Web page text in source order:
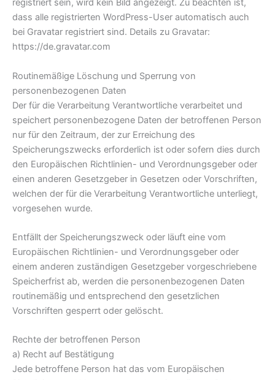
registriert sein, wird kein Bild angezeigt. Zu beachten ist,
dass alle registrierten WordPress-User automatisch auch
bei Gravatar registriert sind. Details zu Gravatar:
https://de.gravatar.com
Routinemäßige Löschung und Sperrung von
personenbezogenen Daten
Der für die Verarbeitung Verantwortliche verarbeitet und
speichert personenbezogene Daten der betroffenen Person
nur für den Zeitraum, der zur Erreichung des
Speicherungszwecks erforderlich ist oder sofern dies durch
den Europäischen Richtlinien- und Verordnungsgeber oder
einen anderen Gesetzgeber in Gesetzen oder Vorschriften,
welchen der für die Verarbeitung Verantwortliche unterliegt,
vorgesehen wurde.
Entfällt der Speicherungszweck oder läuft eine vom
Europäischen Richtlinien- und Verordnungsgeber oder
einem anderen zuständigen Gesetzgeber vorgeschriebene
Speicherfrist ab, werden die personenbezogenen Daten
routinemäßig und entsprechend den gesetzlichen
Vorschriften gesperrt oder gelöscht.
Rechte der betroffenen Person
a) Recht auf Bestätigung
Jede betroffene Person hat das vom Europäischen